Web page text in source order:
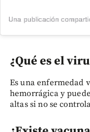
¿Qué es el
Es una enfermedad
hemorrágica y
altas si no se